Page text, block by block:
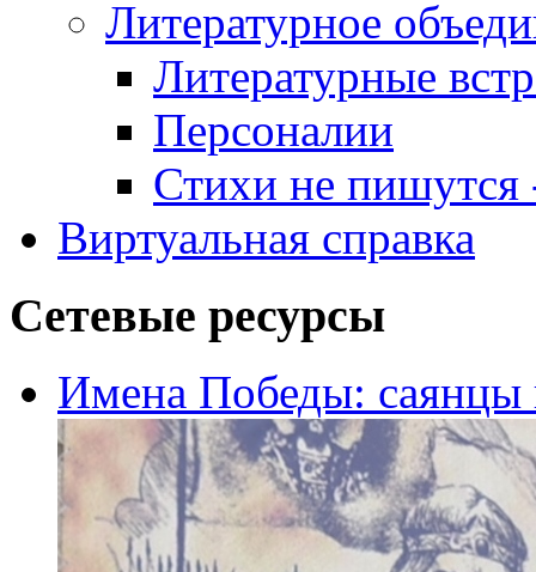
Литературное
Литературные
Персоналии
Стихи не пишутся
Виртуальная справка
Сетевые ресурсы
Имена Победы: саянцы